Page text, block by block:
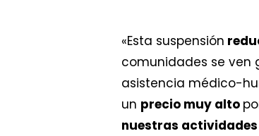
«Esta suspensión
comunidades se ven
asistencia médico-
un precio muy alto
nuestras